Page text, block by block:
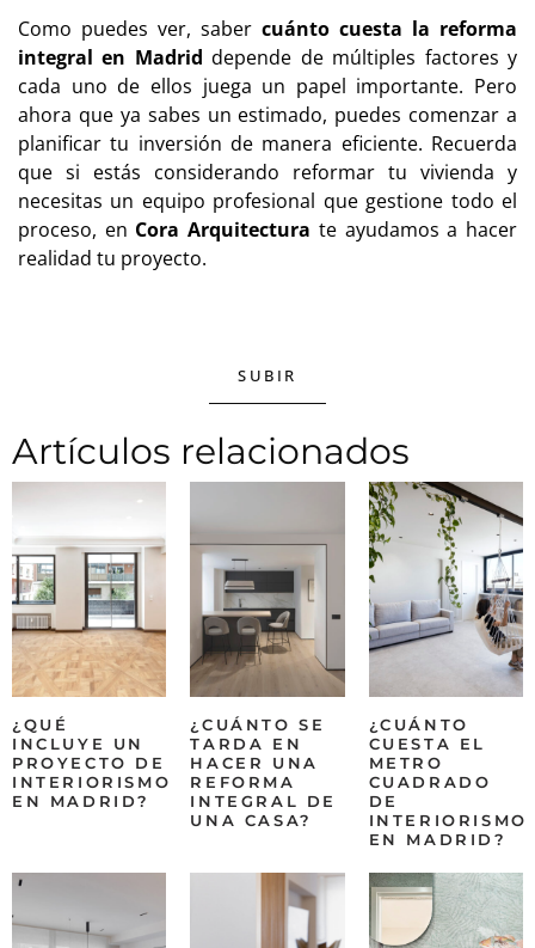
Como puedes ver, saber cuánto cuesta la reforma
integral en Madrid depende de múltiples factores y
cada uno de ellos juega un papel importante. Pero
ahora que ya sabes un estimado, puedes comenzar a
planificar tu inversión de manera eficiente. Recuerda
que si estás considerando reformar tu vivienda y
necesitas un equipo profesional que gestione todo el
proceso, en Cora Arquitectura te ayudamos a hacer
realidad tu proyecto.
SUBIR
Artículos relacionados
¿QUÉ
INCLUYE UN
PROYECTO DE
INTERIORISMO
EN MADRID?
¿CUÁNTO SE
TARDA EN
HACER UNA
REFORMA
INTEGRAL DE
UNA CASA?
¿CUÁNTO
CUESTA EL
METRO
CUADRADO
DE
INTERIORISMO
EN MADRID?